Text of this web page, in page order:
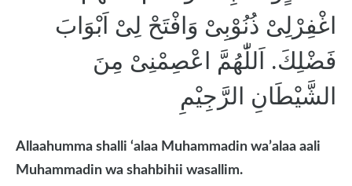
اغْفِرْلِىْ ذُنُوْبِىْ وَافْتَحْ لِىْ اَبْوَابَ
فَضْلِكَ. اَللّٰهُمَّ اعْصِمْنِىْ مِنَ
الشَّيْطَانِ الرَّجِيْمِ
Allaahumma shalli ‘alaa Muhammadin wa’alaa aali
Muhammadin wa shahbihii wasallim.